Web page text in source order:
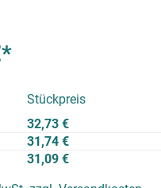
Stückpreis
32,73 €
31,74 €
31,09 €